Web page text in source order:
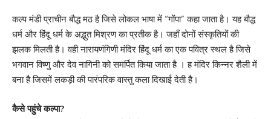
कल्प मंडी प्राचीन बौद्ध मठ है जिसे लोकल भाषा में “गोंपा” कहा जाता है। यह बौद्ध
धर्म और हिंदू धर्म के अद्भुत मिश्रण का प्रतीक है। जहाँ दोनों संस्कृतियों की
झलक मिलती है। वही नारायणंगिणी मंदिर हिंदू धर्म का एक पवित्र स्थल है जिसे
भगवान विष्णु और देव नागिनी को समर्पित किया जाता है । ह मंदिर किन्नर शैली में
बना है जिसमें लकड़ी की पारंपरिक वास्तु कला दिखाई देती है।
कैसे पहुंचे कल्पा?